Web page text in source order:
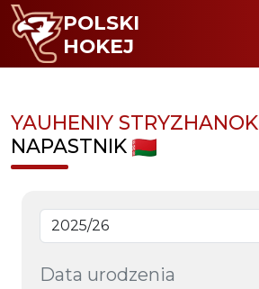
POLSKI
HOKEJ
YAUHENIY STRYZHANOK
NAPASTNIK
Data urodzenia